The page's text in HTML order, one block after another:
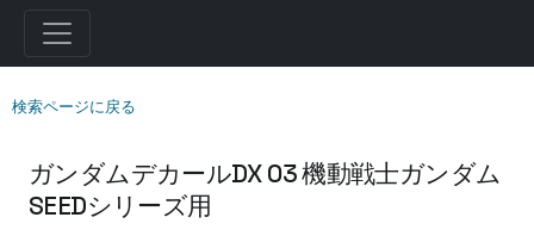
検索ページに戻る
ガンダムデカールDX 03 機動戦士ガンダム
SEEDシリーズ用